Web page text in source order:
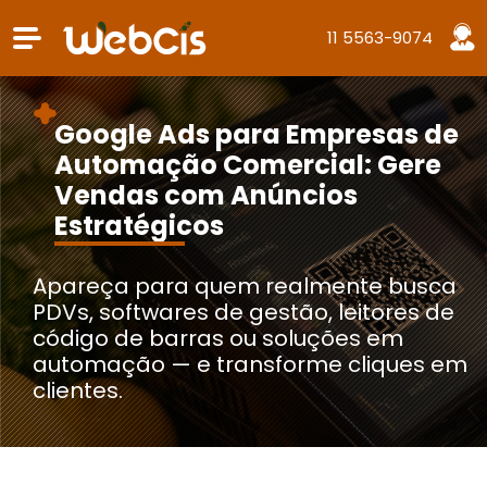
11 5563-9074
Google Ads para Empresas de
Automação Comercial: Gere
Vendas com Anúncios
Estratégicos
Apareça para quem realmente busca
PDVs, softwares de gestão, leitores de
código de barras ou soluções em
automação — e transforme cliques em
clientes.